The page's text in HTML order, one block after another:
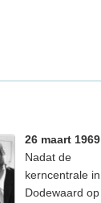
26 maart 1969
Nadat de
kerncentrale in
Dodewaard